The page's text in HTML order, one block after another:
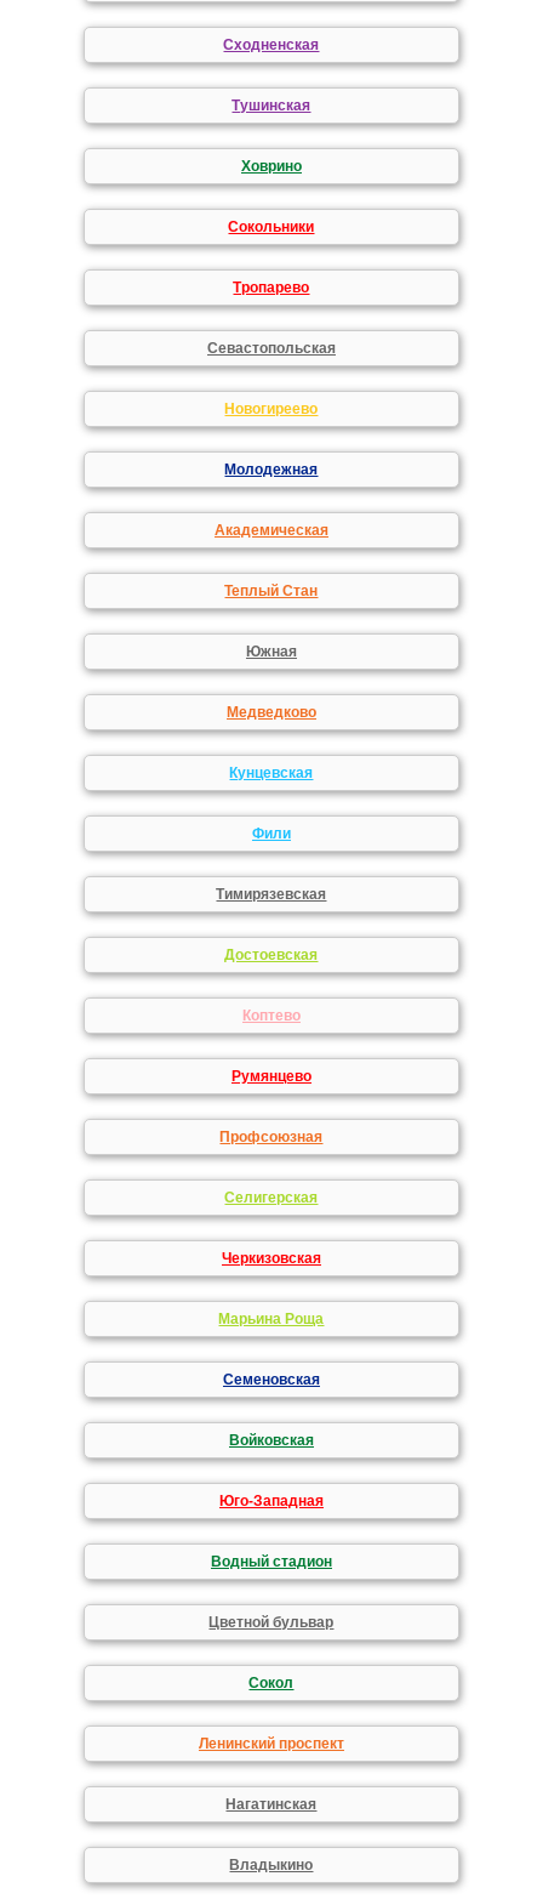
Сходненская
Тушинская
Ховрино
Сокольники
Тропарево
Севастопольская
Новогиреево
Молодежная
Академическая
Теплый Стан
Южная
Медведково
Кунцевская
Фили
Тимирязевская
Достоевская
Коптево
Румянцево
Профсоюзная
Селигерская
Черкизовская
Марьина Роща
Семеновская
Войковская
Юго-Западная
Водный стадион
Цветной бульвар
Сокол
Ленинский проспект
Нагатинская
Владыкино